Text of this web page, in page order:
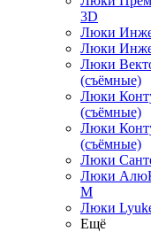
3D
Люки
Люки
Люки
(съёмные)
Люки
(съёмные)
Люки
(съёмные)
Люки
Люки
М
Люки
Ещё